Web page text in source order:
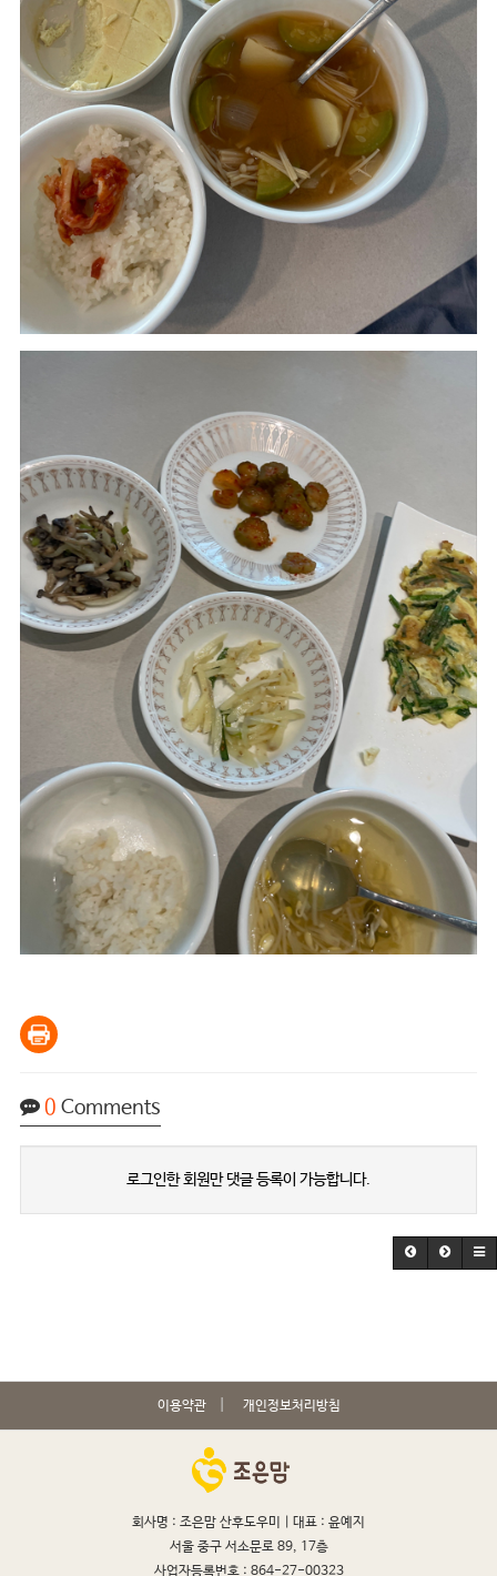
0 Comments
로그인한 회원만 댓글 등록이 가능합니다.
이용약관 개인정보처리방침
회사명 : 조은맘 산후도우미 | 대표 : 윤예지
서울 중구 서소문로 89, 17층
사업자등록번호 : 864-27-00323